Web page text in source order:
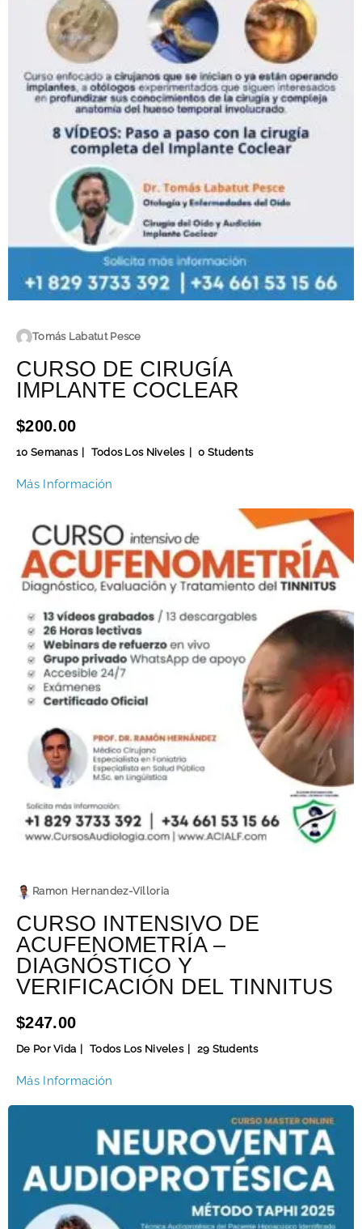
Tomás Labatut Pesce
CURSO DE CIRUGÍA
IMPLANTE COCLEAR
$200.00
10 Semanas Todos Los Niveles 0 Students
Más Información
Ramon Hernandez-Villoria
CURSO INTENSIVO DE
ACUFENOMETRÍA –
DIAGNÓSTICO Y
VERIFICACIÓN DEL TINNITUS
$247.00
De Por Vida Todos Los Niveles 29 Students
Más Información